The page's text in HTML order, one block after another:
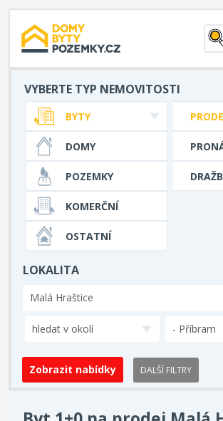
VYBERTE TYP NEMOVITOSTI
BYTY
DOMY
POZEMKY
KOMERČNÍ
OSTATNÍ
LOKALITA
hledat v okolí - Příbram
DALŠÍ FILTRY